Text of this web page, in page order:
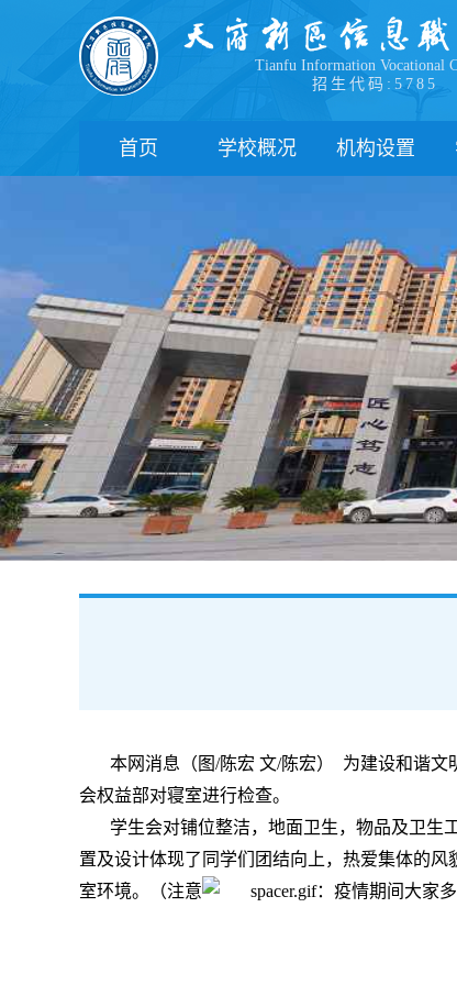
Tianfu Information Vocational
招生代码:5785
首页 学校概况
学院领导
办学理念
办学特色
校园风貌
机构设置
职能部门
本网消息（图/陈宏 文/陈宏） 为建设和谐⽂
会权益部对寝室进⾏检查。
学⽣会对铺位整洁，地⾯卫⽣，物品及卫⽣
置及设计体现了同学们团结向上，热爱集体的
室环境。
（注意 ： 疫情期间⼤家